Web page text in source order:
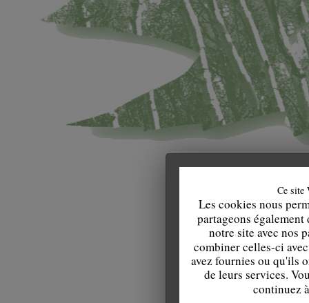
Ce site
Les cookies nous
partageons
notre site avec nos
combiner celles-ci
avez fournies ou qu'ils
de leurs services.
continuez